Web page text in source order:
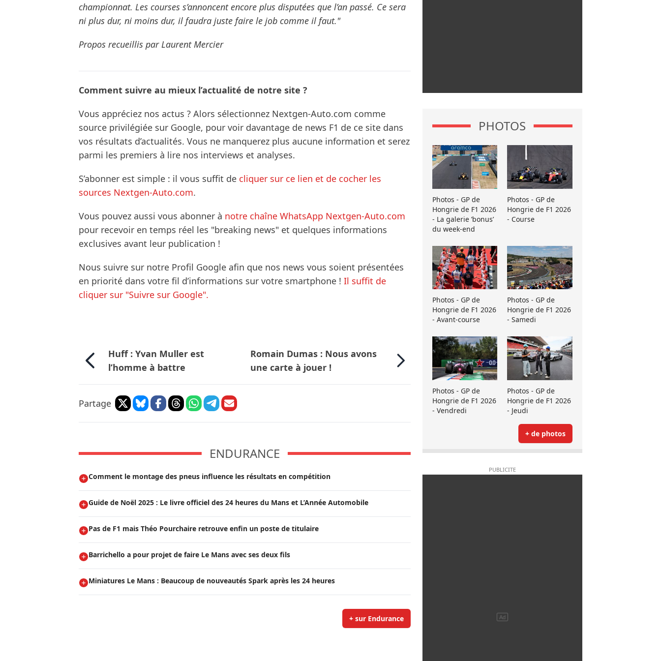
championnat. Les courses s’annoncent encore plus disputées que l’an passé. Ce sera
ni plus dur, ni moins dur, il faudra juste faire le job comme il faut."
Propos recueillis par Laurent Mercier
Comment suivre au mieux l’actualité de notre site ?
Vous appréciez nos actus ? Alors sélectionnez Nextgen-Auto.com comme
source privilégiée sur Google, pour voir davantage de news F1 de ce site dans
vos résultats d’actualités. Vous ne manquerez plus aucune information et serez
parmi les premiers à lire nos interviews et analyses.
S’abonner est simple : il vous suffit de cliquer sur ce lien et de cocher les
sources Nextgen-Auto.com.
Vous pouvez aussi vous abonner à notre chaîne WhatsApp Nextgen-Auto.com
pour recevoir en temps réel les "breaking news" et quelques informations
exclusives avant leur publication !
Nous suivre sur notre Profil Google afin que nos news vous soient présentées
en priorité dans votre fil d’informations sur votre smartphone ! Il suffit de
cliquer sur "Suivre sur Google".
Huff : Yvan Muller est
l’homme à battre
Romain Dumas : Nous avons
une carte à jouer !
Partage
ENDURANCE
Comment le montage des pneus influence les résultats en compétition
Guide de Noël 2025 : Le livre officiel des 24 heures du Mans et L’Année Automobile
Pas de F1 mais Théo Pourchaire retrouve enfin un poste de titulaire
Barrichello a pour projet de faire Le Mans avec ses deux fils
Miniatures Le Mans : Beaucoup de nouveautés Spark après les 24 heures
+ sur Endurance
PHOTOS
Photos - GP de
Hongrie de F1 2026
- La galerie ’bonus’
du week-end
Photos - GP de
Hongrie de F1 2026
- Course
Photos - GP de
Hongrie de F1 2026
- Avant-course
Photos - GP de
Hongrie de F1 2026
- Samedi
Photos - GP de
Hongrie de F1 2026
- Vendredi
Photos - GP de
Hongrie de F1 2026
- Jeudi
+ de photos